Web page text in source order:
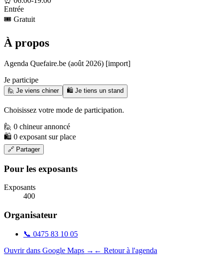
Entrée
🎟️ Gratuit
À propos
Agenda Quefaire.be (août 2026) [import]
Je participe
🙋 Je viens chiner 🛍️ Je tiens un stand
Choisissez votre mode de participation.
🙋 0 chineur annoncé
🛍️ 0 exposant sur place
🔗 Partager
Pour les exposants
Exposants
400
Organisateur
📞 0475 83 10 05
Ouvrir dans Google Maps → ← Retour à l'agenda